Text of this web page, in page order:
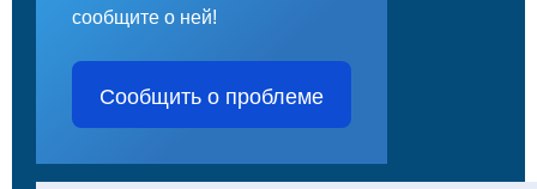
сообщите о ней!
Сообщить о проблеме